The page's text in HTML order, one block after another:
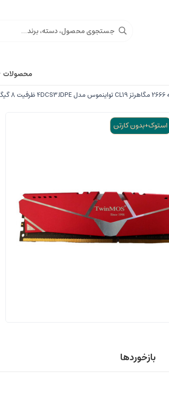
محصولات
استوک+بدون کارتن
بازخوردها